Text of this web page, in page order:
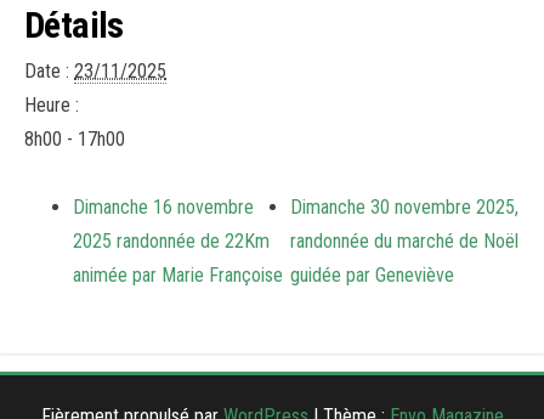
Détails
Date : 23/11/2025
Heure :
8h00 - 17h00
Dimanche 16 novembre
2025 randonnée de 22Km
animée par Marie Françoise
Dimanche 30 novembre 2025,
randonnée du marché de Noël
guidée par Geneviève